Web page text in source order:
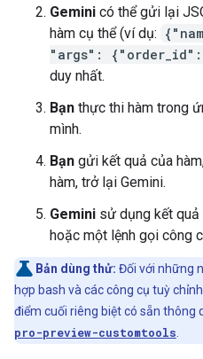
Gemini có thể gửi lại
hàm cụ thể (ví dụ:
"args":
duy nhất.
Bạn thực thi hàm trong
mình.
Bạn gửi kết quả của
hàm, trở lại Gemini.
Gemini sử dụng kết
hoặc một lệnh gọi công
Bản dùng thử: Đối với những
hợp bash và các công cụ tuỳ
điểm cuối riêng biệt có sẵn thông
pro-preview-customtools